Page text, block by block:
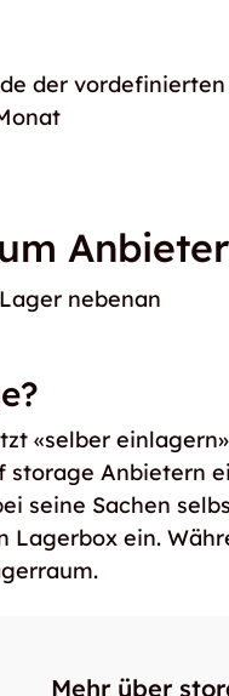
der
Anbieter
nebenan
«selber
storage Anbietern
seine Sachen
Lagerbox ein.
Mehr über